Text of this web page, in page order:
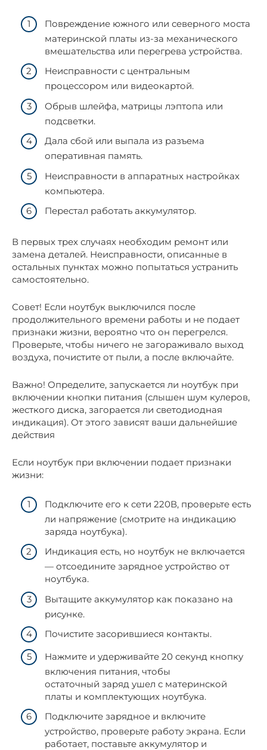
Повреждение южного или северного моста
материнской платы из-за механического
вмешательства или перегрева устройства.
Неисправности с центральным
процессором или видеокартой.
Обрыв шлейфа, матрицы лэптопа или
подсветки.
Дала сбой или выпала из разъема
оперативная память.
Неисправности в аппаратных настройках
компьютера.
Перестал работать аккумулятор.
В первых трех случаях необходим ремонт или
замена деталей. Неисправности, описанные в
остальных пунктах можно попытаться устранить
самостоятельно.
Совет! Если ноутбук выключился после
продолжительного времени работы и не подает
признаки жизни, вероятно что он перегрелся.
Проверьте, чтобы ничего не загораживало выход
воздуха, почистите от пыли, а после включайте.
Важно! Определите, запускается ли ноутбук при
включении кнопки питания (слышен шум кулеров,
жесткого диска, загорается ли светодиодная
индикация). От этого зависят ваши дальнейшие
действия
Если ноутбук при включении подает признаки
жизни:
Подключите его к сети 220В, проверьте есть
ли напряжение (смотрите на индикацию
заряда ноутбука).
Индикация есть, но ноутбук не включается
— отсоедините зарядное устройство от
ноутбука.
Вытащите аккумулятор как показано на
рисунке.
Почистите засорившиеся контакты.
Нажмите и удерживайте 20 секунд кнопку
включения питания, чтобы
остаточный заряд ушел с материнской
платы и комплектующих ноутбука.
Подключите зарядное и включите
устройство, проверьте работу экрана. Если
работает, поставьте аккумулятор и